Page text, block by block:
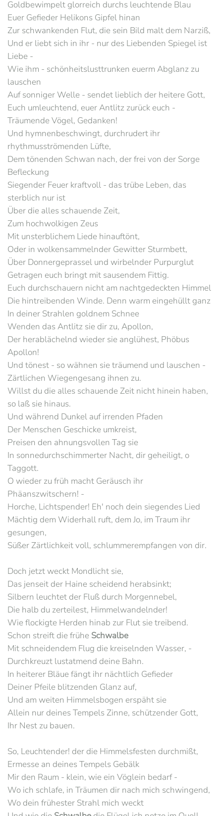
Goldbewimpelt glorreich durchs leuchtende Blau
Euer Gefieder Helikons Gipfel hinan
Zur schwankenden Flut, die sein Bild malt dem Narziß,
Und er liebt sich in ihr - nur des Liebenden Spiegel ist
Liebe -
Wie ihm - schönheitslusttrunken euerm Abglanz zu
lauschen
Auf sonniger Welle - sendet lieblich der heitere Gott,
Euch umleuchtend, euer Antlitz zurück euch -
Träumende Vögel, Gedanken!
Und hymnenbeschwingt, durchrudert ihr
rhythmusströmenden Lüfte,
Dem tönenden Schwan nach, der frei von der Sorge
Befleckung
Siegender Feuer kraftvoll - das trübe Leben, das
sterblich nur ist
Über die alles schauende Zeit,
Zum hochwolkigen Zeus
Mit unsterblichem Liede hinauftönt,
Oder in wolkensammelnder Gewitter Sturmbett,
Über Donnergeprassel und wirbelnder Purpurglut
Getragen euch bringt mit sausendem Fittig.
Euch durchschauern nicht am nachtgedeckten Himmel
Die hintreibenden Winde. Denn warm eingehüllt ganz
In deiner Strahlen goldnem Schnee
Wenden das Antlitz sie dir zu, Apollon,
Der herablächelnd wieder sie anglühest, Phöbus
Apollon!
Und tönest - so wähnen sie träumend und lauschen -
Zärtlichen Wiegengesang ihnen zu.
Willst du die alles schauende Zeit nicht hinein haben,
so laß sie hinaus.
Und während Dunkel auf irrenden Pfaden
Der Menschen Geschicke umkreist,
Preisen den ahnungsvollen Tag sie
In sonnedurchschimmerter Nacht, dir geheiligt, o
Taggott.
O wieder zu früh macht Geräusch ihr
Phäanszwitschern! -
Horche, Lichtspender! Eh' noch dein siegendes Lied
Mächtig dem Widerhall ruft, dem Jo, im Traum ihr
gesungen,
Süßer Zärtlichkeit voll, schlummerempfangen von dir.
Doch jetzt weckt Mondlicht sie,
Das jenseit der Haine scheidend herabsinkt;
Silbern leuchtet der Fluß durch Morgennebel,
Die halb du zerteilest, Himmelwandelnder!
Wie flockigte Herden hinab zur Flut sie treibend.
Schon streift die frühe Schwalbe
Mit schneidendem Flug die kreiselnden Wasser, -
Durchkreuzt lustatmend deine Bahn.
In heiterer Bläue fängt ihr nächtlich Gefieder
Deiner Pfeile blitzenden Glanz auf,
Und am weiten Himmelsbogen erspäht sie
Allein nur deines Tempels Zinne, schützender Gott,
Ihr Nest zu bauen.
So, Leuchtender! der die Himmelsfesten durchmißt,
Ermesse an deines Tempels Gebälk
Mir den Raum - klein, wie ein Vöglein bedarf -
Wo ich schlafe, in Träumen dir nach mich schwingend,
Wo dein frühester Strahl mich weckt